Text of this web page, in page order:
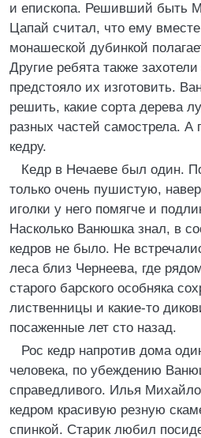
и епископа. Решивший быть
Цапай считал, что ему
монашеской дубинкой
Другие ребята также
предстояло их изготовить.
решить, какие сорта дерева
разных частей самострела. А
кедру.
Кедр в Нечаеве был один.
только очень пушистую,
иголки у него помягче и
Насколько Ванюшка знал, в
кедров не было. Не
леса близ Чернеева, где
старого барского особняка
лиственницы и какие-то
посаженные лет сто назад.
Рос кедр напротив дома
человека, по убеждению
справедливого. Илья
кедром красивую резную
спинкой. Старик любил